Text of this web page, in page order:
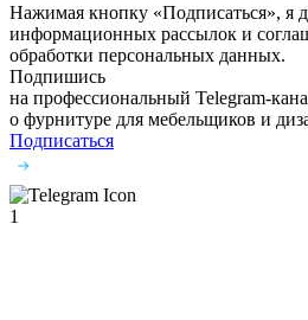
Нажимая кнопку «Подписаться», я
информационных рассылок и
обработки персональных данных.
Подпишись
на профессиональный Telegram-
о фурнитуре для мебельщиков и
Подписаться
1